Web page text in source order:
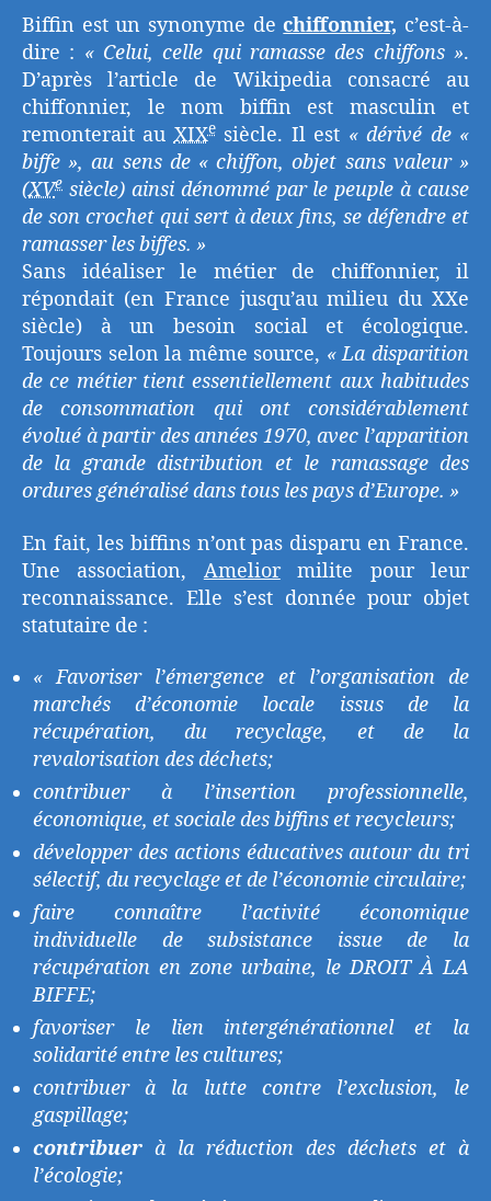
Biffin est un synonyme dechiffonnier, c’est-à-
dire : « Celui, celle qui ramasse des chiffons ».
D’après l’article de Wikipedia consacré au
chiffonnier, le nom biffin est masculin et
remonterait auXIXesiècle. Il est « dérivé de «
biffe », au sens de « chiffon, objet sans valeur »
(XVe siècle) ainsi dénommé par le peuple à cause
de son crochet qui sert à deux fins, se défendre et
ramasser les biffes. »
Sans idéaliser le métier de chiffonnier, il
répondait (en France jusqu’au milieu du XXe
siècle) à un besoin social et écologique.
Toujours selon la même source, « La disparition
de ce métier tient essentiellement aux habitudes
de consommation qui ont considérablement
évolué à partir des années 1970, avec l’apparition
de la grande distribution et le ramassage des
ordures généralisé dans tous les pays d’Europe. »
En fait, les biffins n’ont pas disparu en France.
Une association, Ameliormilite pour leur
reconnaissance. Elle s’est donnée pour objet
statutaire de :
« Favoriser l’émergence et l’organisation de
marchés d’économie locale issus de la
récupération, du recyclage, et de la
revalorisation des déchets;
contribuer à l’insertion professionnelle,
économique, et sociale des biffins et recycleurs;
développer des actions éducatives autour du tri
sélectif, du recyclage et de l’économie circulaire;
faire connaître l’activité économique
individuelle de subsistance issue de la
récupération en zone urbaine, le DROIT À LA
BIFFE;
favoriser le lien intergénérationnel et la
solidarité entre les cultures;
contribuer à la lutte contre l’exclusion, le
gaspillage;
contribuer à la réduction des déchets et à
l’écologie;